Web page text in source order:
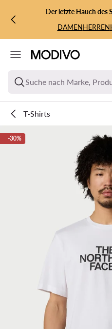
ZUM HAUPTINHALT
ZUR SUCHEDer letzte Hauch des
DAMENHERREN
Suche nach Marke,
T-Shirts
-30%